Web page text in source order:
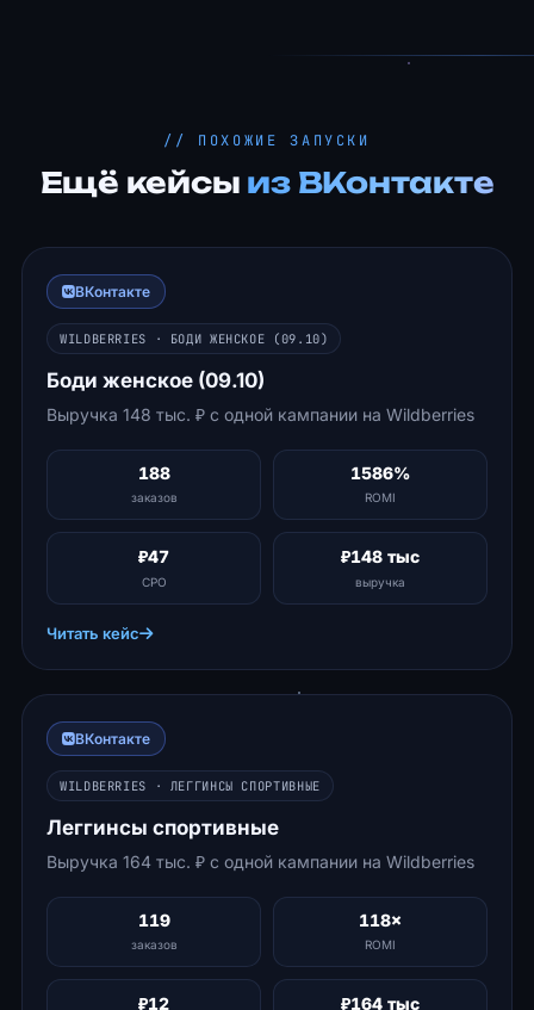
// ПОХОЖИЕ ЗАПУСКИ
Ещё кейсы из ВКонтакте
ВКонтакте
WILDBERRIES · БОДИ ЖЕНСКОЕ (09.10)
Боди женское (09.10)
Выручка 148 тыс. ₽ с одной кампании на Wildberries
188
заказов
1586%
ROMI
₽47
CPO
₽148 тыс
выручка
Читать кейс
ВКонтакте
WILDBERRIES · ЛЕГГИНСЫ СПОРТИВНЫЕ
Леггинсы спортивные
Выручка 164 тыс. ₽ с одной кампании на Wildberries
119
заказов
118×
ROMI
₽12 ₽164 тыс